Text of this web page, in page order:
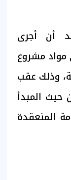
أن أجرى
مواد مشروع
وذلك عقب
حيث المبدأ
المنعقدة